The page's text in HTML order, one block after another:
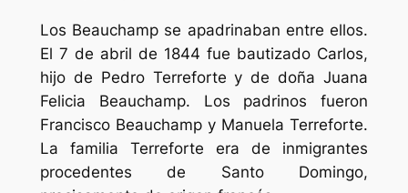
Los Beauchamp se apadrinaban entre ellos.
El 7 de abril de 1844 fue bautizado Carlos,
hijo de Pedro Terreforte y de doña Juana
Felicia Beauchamp. Los padrinos fueron
Francisco Beauchamp y Manuela Terreforte.
La familia Terreforte era de inmigrantes
procedentes de Santo Domingo,